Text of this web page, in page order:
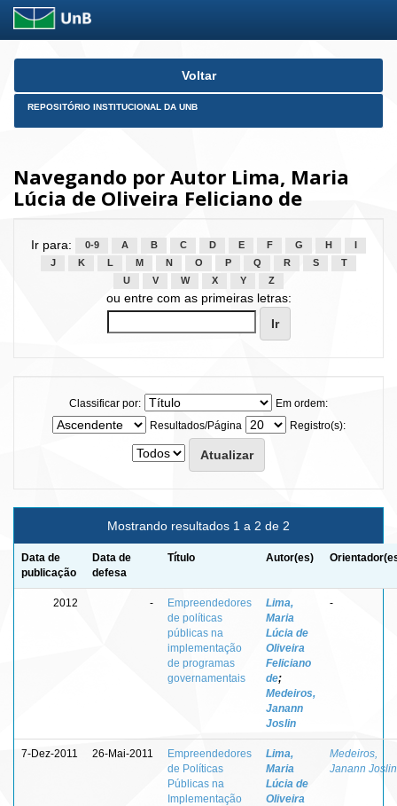
Skip
Voltar
REPOSITÓRIO INSTITUCIONAL DA UNB
Navegando por Autor Lima, Maria
Lúcia de Oliveira Feliciano de
Ir para: 0-9 A B C D E F G H
J
K L M N O P Q R S
T
U
V W X Y Z
ou entre com as primeiras letras:
Classificar por:
Em ordem:
Resultados/Página
Registro(s):
Mostrando resultados 1 a 2 de 2
Data de
publicação
Data de
defesa
Título Autor(es)
2012 -
Empreendedores
de políticas
públicas na
implementação
de programas
governamentais
Lima,
Maria
Lúcia de
Oliveira
Feliciano
de;
Medeiros,
Janann
Joslin
-
7-Dez-2011 26-Mai-2011
Empreendedores
de Políticas
Públicas na
Implementação
Lima,
Maria
Lúcia de
Oliveira
Medeiros,
Janann Joslin